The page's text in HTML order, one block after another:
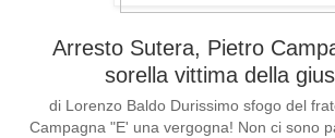
Arresto Sutera, Pietro
sorella vittima della
di Lorenzo Baldo Durissimo sfogo del
Campagna "E' una vergogna! Non ci sono